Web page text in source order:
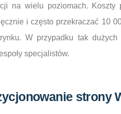
na wielu poziomach.
i często przekraczać 10
W przypadku tak
specjalistów.
strony